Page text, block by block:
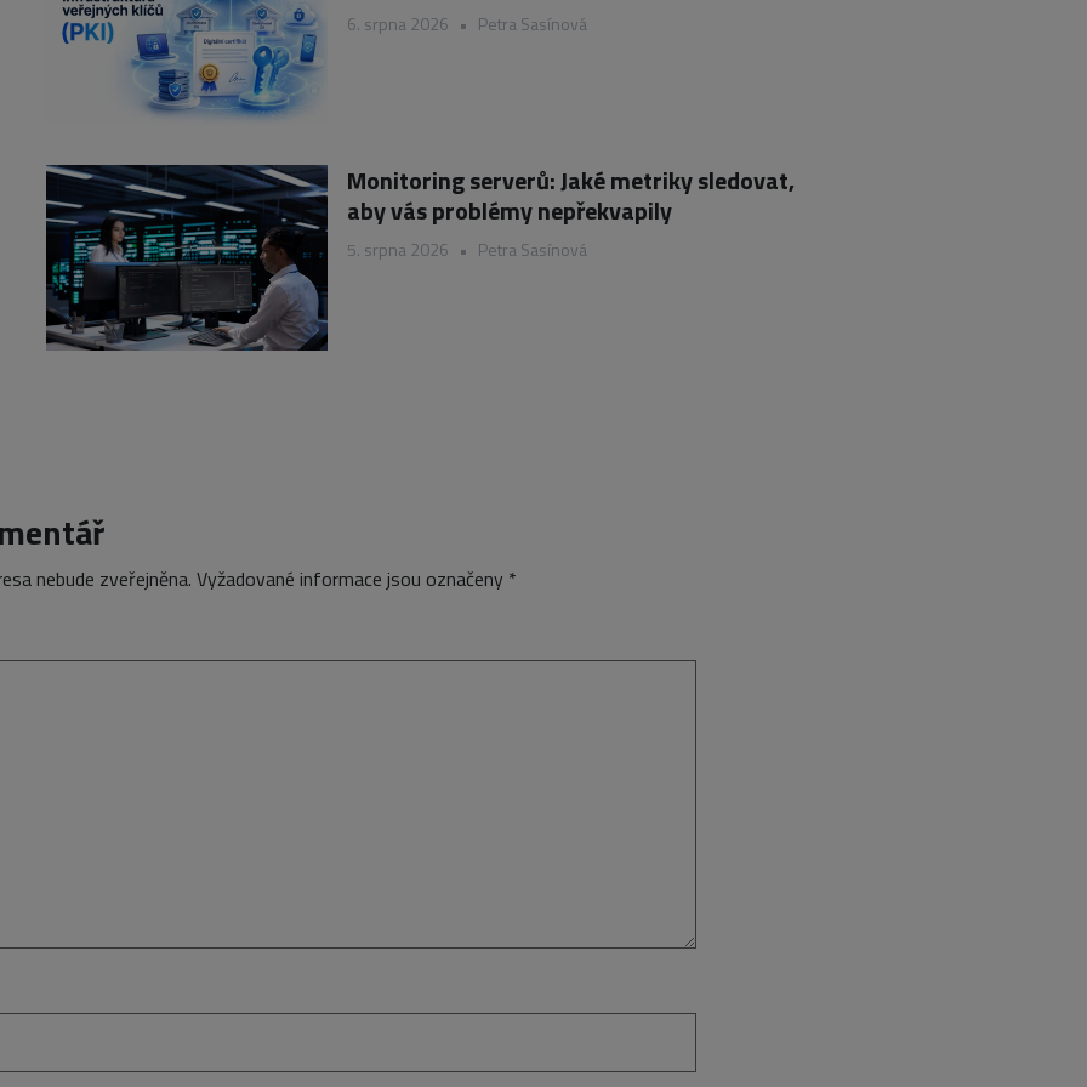
6. srpna 2026 • Petra Sasínová
Monitoring serverů: Jaké metriky sledovat,
aby vás problémy nepřekvapily
5. srpna 2026 • Petra Sasínová
nebude zveřejněna. Vyžadované informace jsou označeny *